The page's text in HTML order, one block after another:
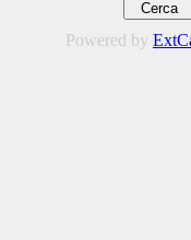
Powered by